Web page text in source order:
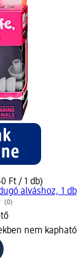
Ft / 1 db)
alváshoz, 1 db
(0)
nem kapható